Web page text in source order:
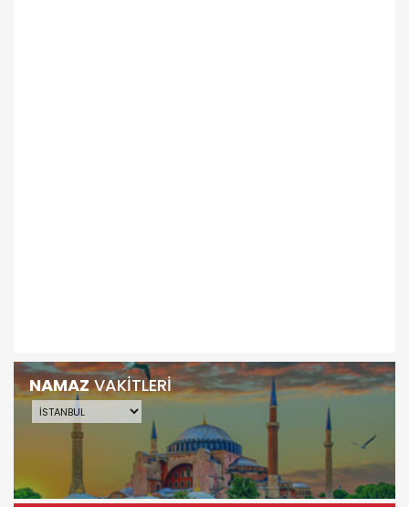
NAMAZVAKİTLERİ